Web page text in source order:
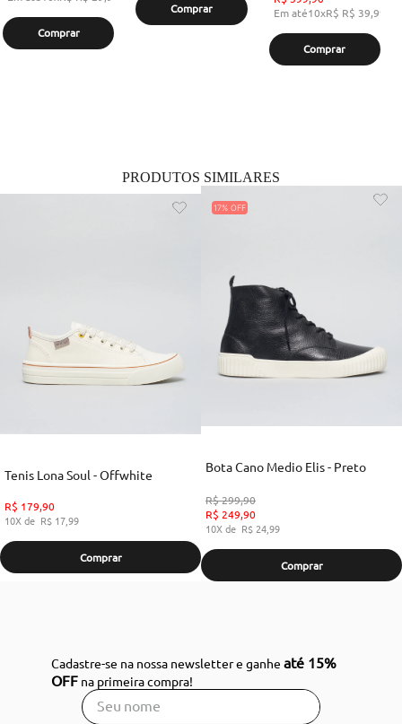
Comprar
Comprar
Em até10xR$ R$ 39,99
Comprar
PRODUTOS SIMILARES
Tenis Lona Soul - Offwhite
R$ 179,90
10
R$ 17,99
Comprar
17%
Bota Cano Medio Elis - Preto
R$299,90
R$ 249,90
10
R$ 24,99
Comprar
Cadastre-se na nossa newsletter e ganheaté 15%
OFF na primeira compra!